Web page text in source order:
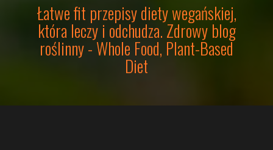
Łatwe fit przepisy diety wegańskiej,
która leczy i odchudza. Zdrowy blog
roślinny - Whole Food, Plant-Based
Diet